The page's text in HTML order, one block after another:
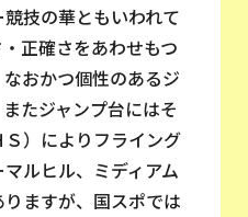
技の華ともいわれて
正確さをあわせもつ
おかつ個性のあるジ
たジャンプ台にはそ
）によりフライング
ルヒル、ミディアム
ますが、国スポでは